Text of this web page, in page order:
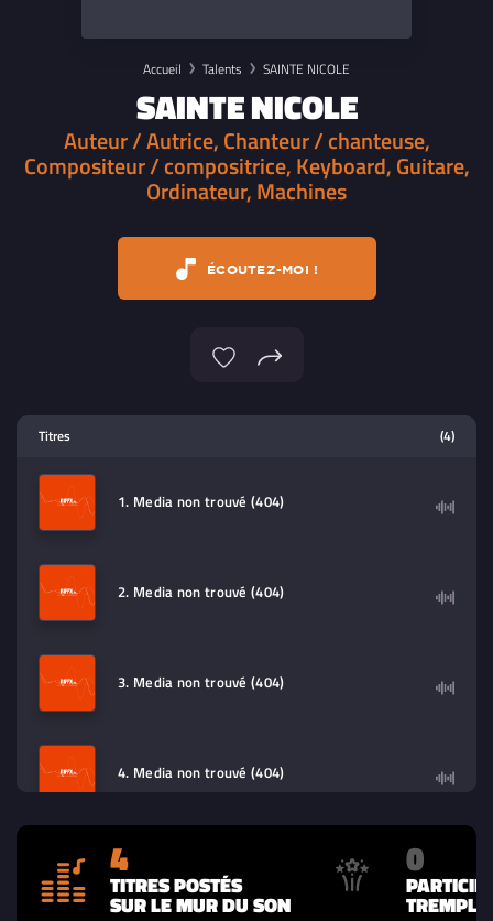
Accueil Talents SAINTE NICOLE
SAINTE NICOLE
Auteur / Autrice, Chanteur / chanteuse,
Compositeur / compositrice, Keyboard, Guitare,
Ordinateur, Machines
ÉCOUTEZ-MOI !
Titres (4)
1. Media non trouvé (404)
2. Media non trouvé (404)
3. Media non trouvé (404)
4. Media non trouvé (404)
4
TITRES POSTÉS
SUR LE MUR DU SON
0